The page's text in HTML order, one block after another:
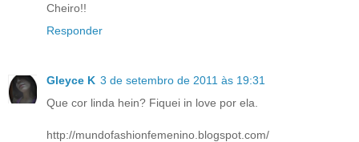
Cheiro!!
Responder
Gleyce K 3 de setembro de 2011 às 19:31
Que cor linda hein? Fiquei in love por ela.
http://mundofashionfemenino.blogspot.com/